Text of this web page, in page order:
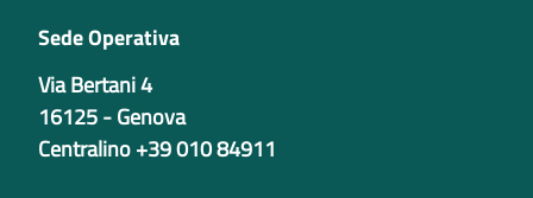
Sede Operativa
Via Bertani 4
16125 - Genova
Centralino +39 010 84911